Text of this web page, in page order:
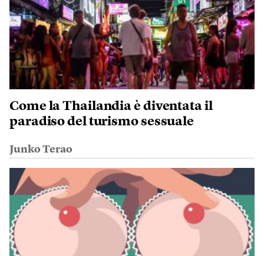
Come la Thailandia è diventata il
paradiso del turismo sessuale
Junko Terao